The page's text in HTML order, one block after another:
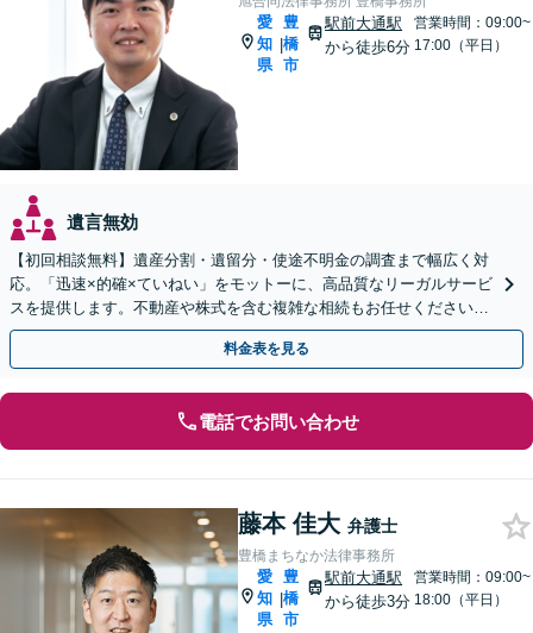
愛
知
県
|
豊
橋
市
駅前大通駅
から徒歩6分
営業時間：09:00~
17:00（平日）
遺言無効
【初回相談無料】遺産分割・遺留分・使途不明金の調査まで幅広く対
応。「迅速×的確×ていねい」をモットーに、高品質なリーガルサービ
スを提供します。不動産や株式を含む複雑な相続もお任せください
【休日・夜間対応OK】【豊橋駅10分】
料金表を見る
電話でお問い合わせ
藤本 佳大 弁護士
豊橋まちなか法律事務所
愛
知
県
|
豊
橋
市
駅前大通駅
から徒歩3分
営業時間：09:00~
18:00（平日）